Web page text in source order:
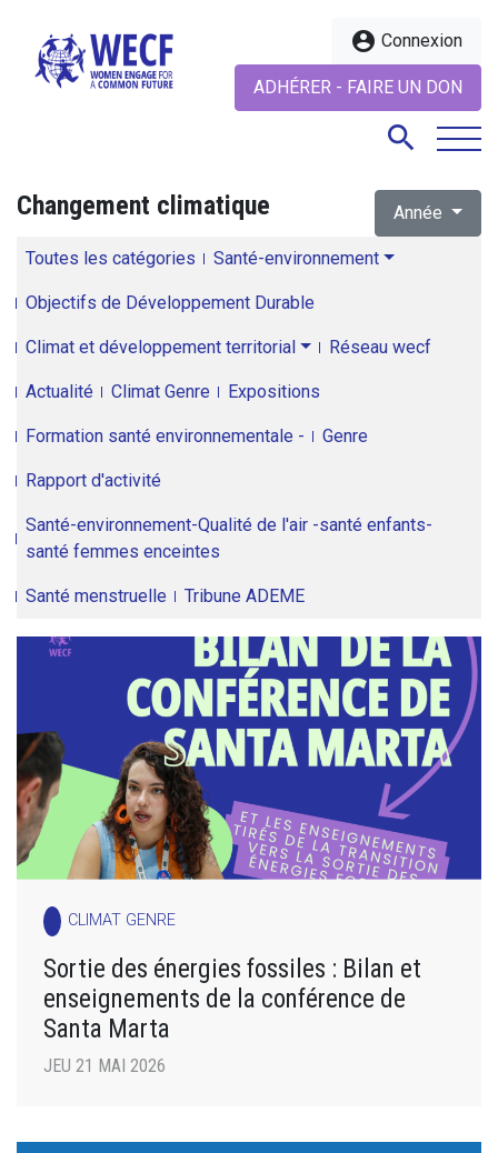
account_circle Connexion
ADHÉRER - FAIRE UN DON
search
Changement climatique Année
Toutes les catégories Santé-environnement
Objectifs de Développement Durable
Climat et développement territorial Réseau wecf
Actualité Climat Genre Expositions
Formation santé environnementale - Genre
Rapport d'activité
Santé-environnement-Qualité de l'air -santé enfants-
santé femmes enceintes
Santé menstruelle Tribune ADEME
CLIMAT GENRE
Sortie des énergies fossiles : Bilan et
enseignements de la conférence de
Santa Marta
JEU 21 MAI 2026